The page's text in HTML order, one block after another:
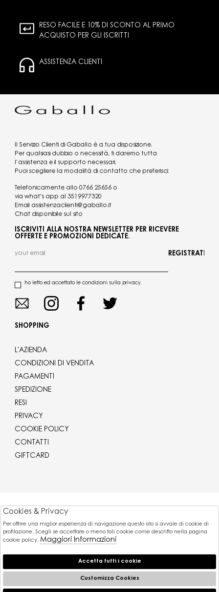
RESO FACILE E 10% DI SCONTO AL PRIMO
ACQUISTO PER GLI ISCRITTI
ASSISTENZA CLIENTI
Il Servizio Clienti di Gaballo è a tua disposizione.
Per qualsiasi dubbio o necessità, ti daremo tutta
l’assistenza e il supporto necessari.
Puoi scegliere la modalità di contatto che preferisci:
Telefonicamente allo 0766 25656 o
via what's app al 3519977320
Email assistenzaclienti@gaballo.it
Chat disponibile sul sito
ISCRIVITI ALLA NOSTRA NEWSLETTER PER RICEVERE
OFFERTE E PROMOZIONI DEDICATE.
ho letto ed accettato le condizioni sulla privacy.
REGISTRATI
SHOPPING
L'AZIENDA
CONDIZIONI DI VENDITA
PAGAMENTI
SPEDIZIONE
RESI
PRIVACY
COOKIE POLICY
CONTATTI
GIFTCARD
Powered by
Atelier
Pagamenti
Cookies & Privacy
Per offrire una miglior esperienza di navigazione questo sito si avvale di cookie di
profilazione. Scegli se accettare o meno tali cookie come descritto nella pagina
cookie policy. Maggiori Informazioni
Accetta tutti i cookie
Customizza Cookies